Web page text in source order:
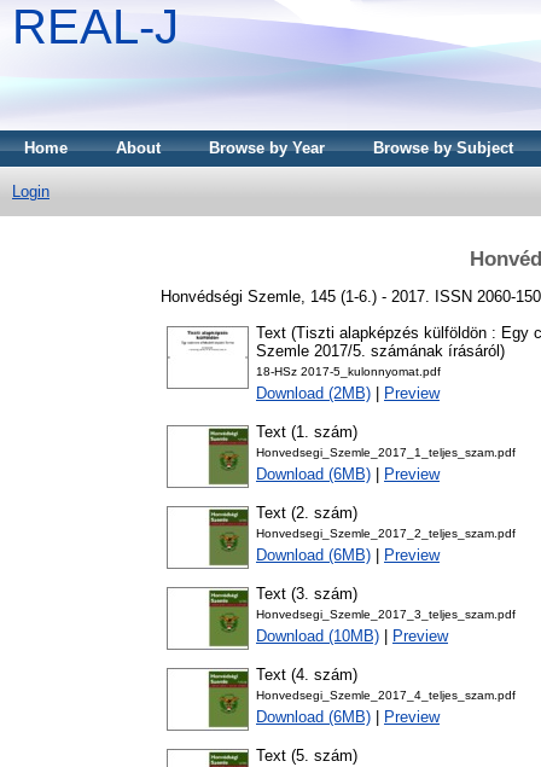
REAL-J
Home About Browse by Year Browse by Subject
Login
Honvédségi Szemle, 145 (1-6.) - 2017. ISSN 2060-
Text (Tiszti alapképzés külföldön : Egy
Szemle 2017/5. számának írásáról)
18-HSz 2017-5_kulonnyomat.pdf
Download (2MB) Preview
Text (1. szám)
Honvedsegi_Szemle_2017_1_teljes_szam.pdf
Download (6MB) Preview
Text (2. szám)
Honvedsegi_Szemle_2017_2_teljes_szam.pdf
Download (6MB) Preview
Text (3. szám)
Honvedsegi_Szemle_2017_3_teljes_szam.pdf
Download (10MB) Preview
Text (4. szám)
Honvedsegi_Szemle_2017_4_teljes_szam.pdf
Download (6MB) Preview
Text (5. szám)